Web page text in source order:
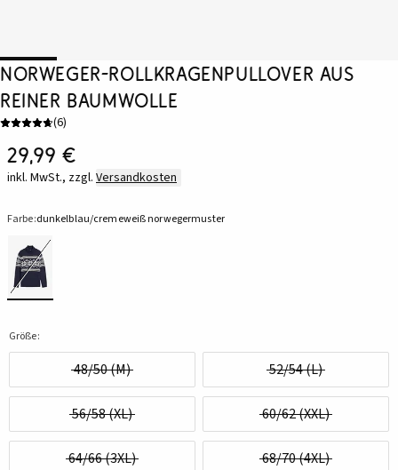
Norweger-Rollkragenpullover aus
reiner Baumwolle
(6)
29,99 €
inkl. MwSt., zzgl. Versandkosten
Farbe:dunkelblau/cremeweiß norwegermuster
Größe:
48/50 (M) 52/54 (L)
56/58 (XL) 60/62 (XXL)
64/66 (3XL) 68/70 (4XL)